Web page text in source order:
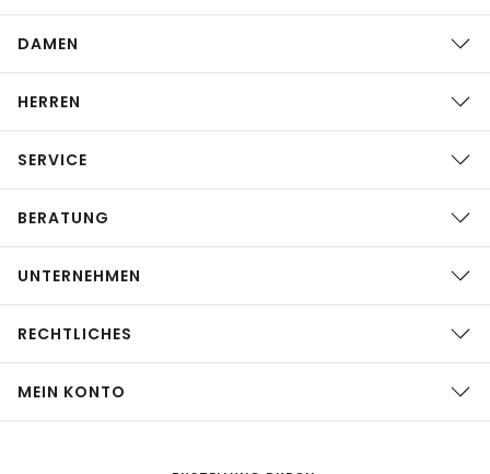
DAMEN
HERREN
SERVICE
BERATUNG
UNTERNEHMEN
RECHTLICHES
MEIN KONTO